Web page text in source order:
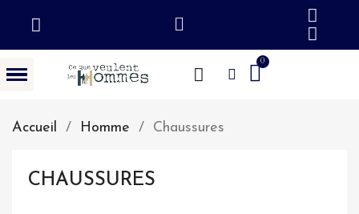
Accueil Homme Chaussures
CHAUSSURES